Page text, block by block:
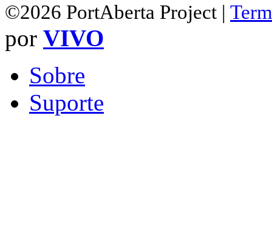
©2026 PortAberta Project |
por VIVO
Sobre
Suporte